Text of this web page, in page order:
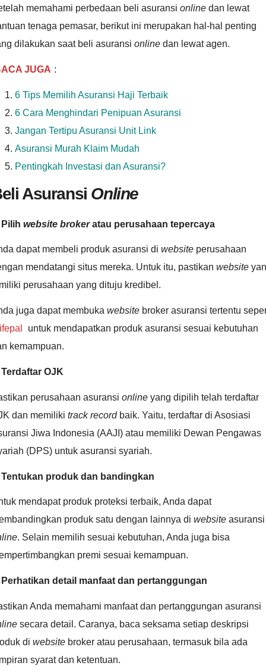
memahami perbedaan beli asuransi online dan lewat
tenaga pemasar, berikut ini merupakan hal-hal penting
dilakukan saat beli asuransi online dan lewat agen.
JUGA :
6 Tips Memilih Asuransi Haji Terbaik
6 Cara Menghindari Penipuan Asuransi
Jangan Tertipu Asuransi Unit Link
Asuransi Murah Klaim Mudah
Pentingkah Investasi dan Asuransi?
Asuransi Online
Pilih website brokeratau perusahaan tepercaya
dapat membeli produk asuransi di website perusahaan
mendatangi situs mereka. Untuk itu, pastikan website
perusahaan yang dituju kredibel.
juga dapat membuka website broker asuransi tertentu
untuk mendapatkan produk asuransi sesuai kebutuhan
kemampuan.
Terdaftar OJK
perusahaan asuransi online yang dipilih telah terdaftar
dan memiliki track recordbaik. Yaitu, terdaftar di Asosiasi
Jiwa Indonesia (AAJI) atau memiliki Dewan Pengawas
(DPS) untuk asuransi syariah.
Tentukan produk dan bandingkan
mendapat produk proteksi terbaik, Anda dapat
produk satu dengan lainnya di website asuransi
. Selain memilih sesuai kebutuhan, Anda juga bisa
premi sesuai kemampuan.
Perhatikan detail manfaat dan pertanggungan
Anda memahami manfaat dan pertanggungan asuransi
secara detail. Caranya, baca seksama setiap deskripsi
di website broker atau perusahaan, termasuk bila ada
syarat dan ketentuan.